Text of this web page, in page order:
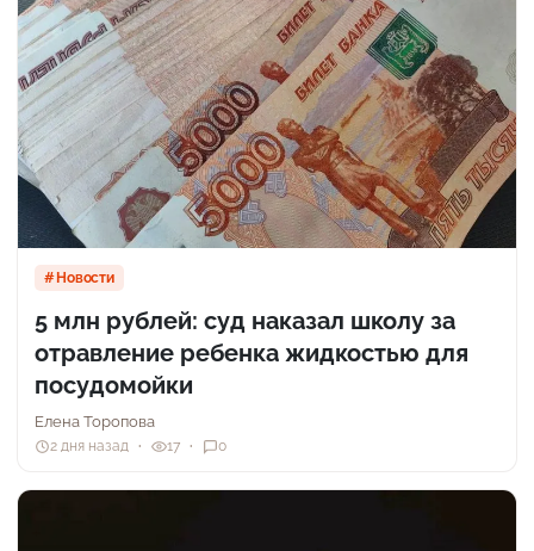
Новости
5 млн рублей: суд наказал школу за
отравление ребенка жидкостью для
посудомойки
Елена Торопова
2 дня назад 17 0